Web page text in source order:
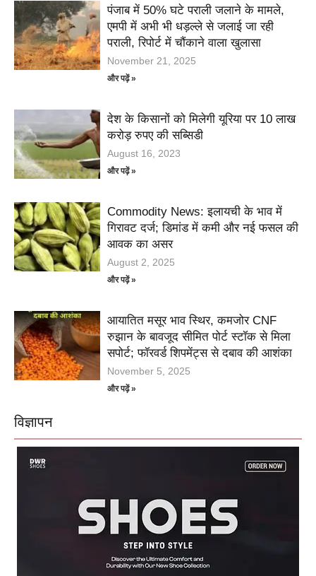
पंजाब में 50% घटे पराली जलाने के मामले,
एमपी में अभी भी धड़ल्ले से जलाई जा रही
पराली, रिपोर्ट में चौंकाने वाला खुलासा
November 21, 2025
और पढ़ें »
देश के किसानों को मिलेगी यूरिया पर 10 लाख
करोड़ रुपए की सब्सिडी
August 16, 2023
और पढ़ें »
Commodity News: इलायची के भाव में
गिरावट दर्ज; डिमांड में कमी और नई फसल की
आवक का असर
August 2, 2025
और पढ़ें »
आयातित मसूर भाव स्थिर, कमजोर CNF
रुझान के बावजूद सीमित पोर्ट स्टॉक से मिला
सपोर्ट; फॉरवर्ड शिपमेंट्स से दबाव की आशंका
November 5, 2025
और पढ़ें »
विज्ञापन